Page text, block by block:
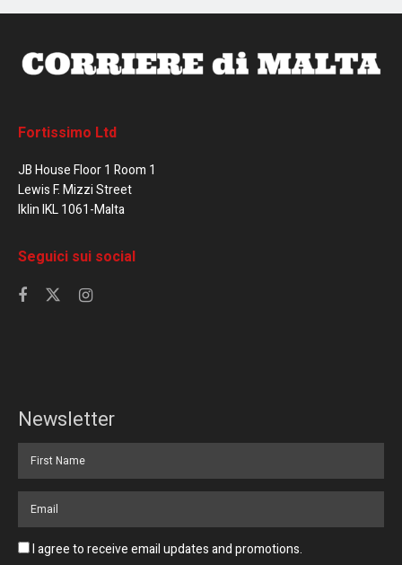
Fortissimo Ltd
JB House Floor 1 Room 1
Lewis F. Mizzi Street
Iklin IKL 1061-Malta
Seguici sui social
Newsletter
I agree to receive email updates and promotions.